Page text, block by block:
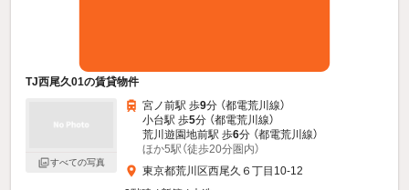
TJ西尾久01の賃貸物件
すべての写真
宮ノ前駅 歩9分 （都電荒川線）
小台駅 歩5分 （都電荒川線）
荒川遊園地前駅 歩6分 （都電荒川線）
ほか5駅（徒歩20分圏内）
東京都荒川区西尾久６丁目10-12